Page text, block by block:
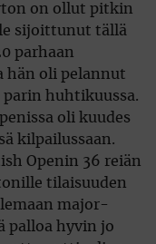
on ollut pitkin
sijoittunut tällä
parhaan
hän oli pelannut
huhtikuussa.
oli kuudes
kilpailussaan.
Openin 36 reiän
tilaisuuden
major-
palloa hyvin jo